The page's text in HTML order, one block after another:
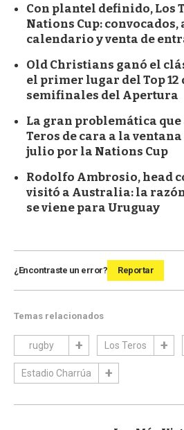
Con plantel definido, Los
Nations Cup: convocados,
calendario y venta de
Old Christians ganó el
el primer lugar del Top 12
semifinales del Apertura
La gran problemática
Teros de cara a la
julio por la Nations Cup
Rodolfo Ambrosio, head
visitó a Australia: la
se viene para Uruguay
¿Encontraste un error? Reportar
Temas relacionados
rugby Los Teros
Estadio Charrúa